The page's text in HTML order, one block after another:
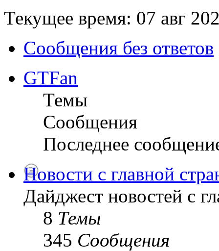
Текущее время: 07 авг
Сообщения без ответов
GTFan
Темы
Сообщения
Последнее
Новости с главной
Дайджест новостей с
8 Темы
345 Сообщения